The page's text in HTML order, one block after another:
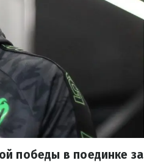
победы в поединке за